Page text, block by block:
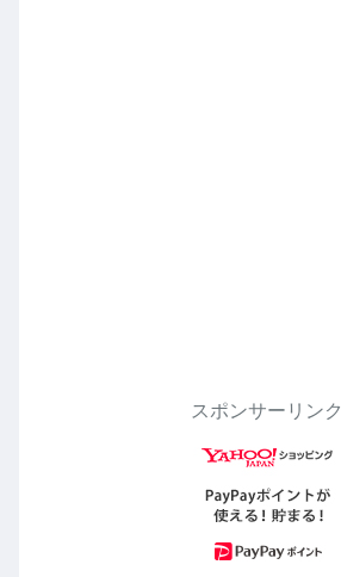
スポンサーリンク